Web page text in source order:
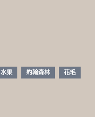
水果 約翰森林
花毛